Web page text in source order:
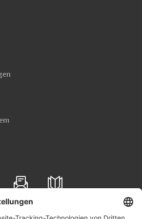
(1)
- Annex 2
- Annex 3
Ressourcenschonung